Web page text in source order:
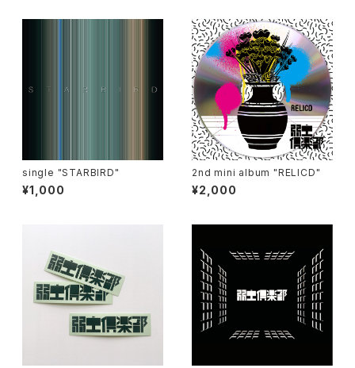
single "STARBIRD"
¥1,000
2nd mini album "RELICD"
¥2,000